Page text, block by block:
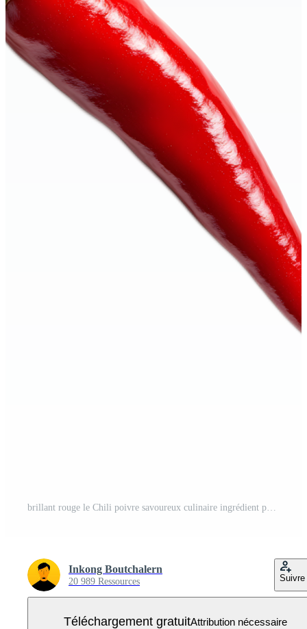
brillant rouge le Chili poivre savoureux culinaire ingrédient pour épicé vaisselle PNG Gratuit
Inkong Boutchalern
20 989 Ressources Suivre
Téléchargement gratuitAttribution nécessaire